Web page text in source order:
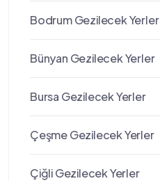
Bodrum Gezilecek Yerler
Bünyan Gezilecek Yerler
Bursa Gezilecek Yerler
Çeşme Gezilecek Yerler
Çiğli Gezilecek Yerler